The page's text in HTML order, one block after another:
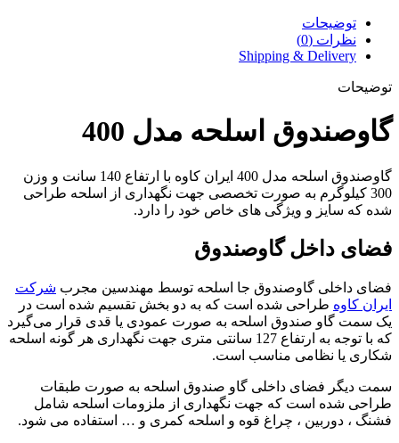
توضیحات
نظرات (0)
Shipping & Delivery
توضیحات
گاوصندوق اسلحه مدل 400
گاوصندوق اسلحه مدل 400 ایران کاوه با ارتفاع 140 سانت و وزن
300 کیلوگرم به صورت تخصصی جهت نگهداری از اسلحه طراحی
شده که سایز و ویژگی های خاص خود را دارد.
فضای داخل گاوصندوق
فضای داخلی گاوصندوق جا اسلحه توسط مهندسین مجرب شرکت
ایران کاوه طراحی شده است که به دو بخش تقسیم شده است در
یک سمت گاو صندوق اسلحه به صورت عمودی یا قدی قرار می‌گیرد
که با توجه به ارتفاع 127 سانتی متری جهت نگهداری هر گونه اسلحه
شکاری یا نظامی مناسب است.
سمت دیگر فضای داخلی گاو صندوق اسلحه به صورت طبقات
طراحی شده است که جهت نگهداری از ملزومات اسلحه شامل
فشنگ ، دوربین ، چراغ قوه و اسلحه کمری و … استفاده می شود.